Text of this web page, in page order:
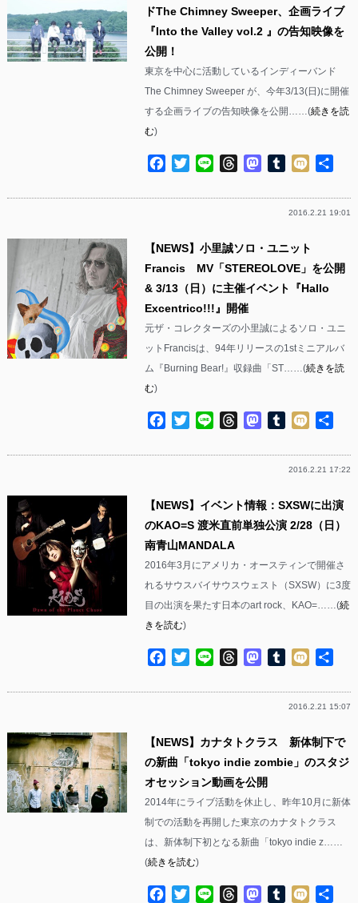
ドThe Chimney Sweeper、企画ライブ
『Into the Valley vol.2 』の告知映像を
公開！
東京を中心に活動しているインディーバンド
The Chimney Sweeper が、今年3/13(日)に開催
する企画ライブの告知映像を公開……(続きを読
む)
Facebook
TwitterLine ThreadsMastodon
Tumblr
Mixi
2016.2.21 19:01
【NEWS】小里誠ソロ・ユニット
Francis MV「STEREOLOVE」を公開
& 3/13（日）に主催イベント『Hallo
Excentrico!!!』開催
元ザ・コレクターズの小里誠によるソロ・ユニ
ットFrancisは、94年リリースの1stミニアルバ
ム『Burning Bear!』収録曲「ST……(続きを読
む)
Facebook
TwitterLine ThreadsMastodon
Tumblr
Mixi
2016.2.21 17:22
【NEWS】イベント情報：SXSWに出演
のKAO=S 渡米直前単独公演 2/28（日）
南青山MANDALA
2016年3月にアメリカ・オースティンで開催さ
れるサウスバイサウスウェスト（SXSW）に3度
目の出演を果たす日本のart rock、KAO=……(続
きを読む)
Facebook
TwitterLine ThreadsMastodon
Tumblr
Mixi
2016.2.21 15:07
【NEWS】カナタトクラス 新体制下で
の新曲「tokyo indie zombie」のスタジ
オセッション動画を公開
2014年にライブ活動を休止し、昨年10月に新体
制での活動を再開した東京のカナタトクラス
は、新体制下初となる新曲「tokyo indie z……
(続きを読む)
Facebook
TwitterLine ThreadsMastodon
Tumblr
Mixi